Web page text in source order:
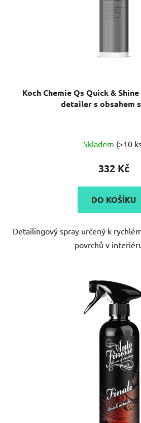
Koch Chemie Qs Quick &
detailer s obsahem
produktu
5,0
z
Skladem (>10
332 Kč
DO KOŠÍKU
Detailingový spray určený k
povrchů v interiéru